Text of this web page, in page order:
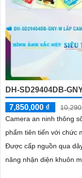
DH-SD29404DB-
7,850,000 ₫
Camera an ninh thông
phẩm tiên tiến với chức
Được cấp nguồn qua
năng nhận diện khuôn